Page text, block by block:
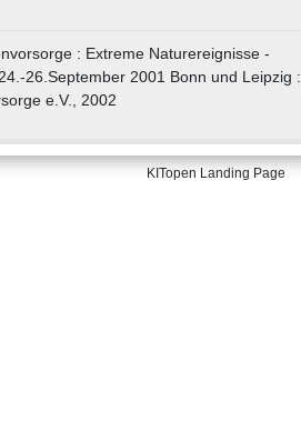
: Extreme Naturereignisse -
26.September 2001 Bonn und Leipzig :
e.V., 2002
KITopen Landing Page